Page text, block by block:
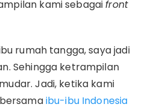
kami sebagaifront
rumah tangga, saya jadi
Sehingga ketrampilan
Jadi, ketika kami
ibu-ibu Indonesia